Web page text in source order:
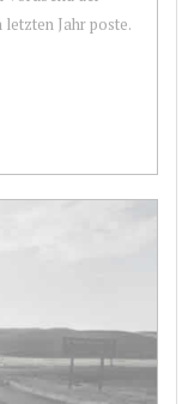
letzten Jahr poste.